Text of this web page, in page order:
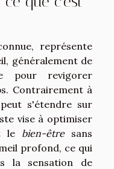
représente
généralement de
pour revigorer
Contrairement à
s'étendre sur
vise à optimiser
le bien-êtresans
profond, ce qui
la sensation de